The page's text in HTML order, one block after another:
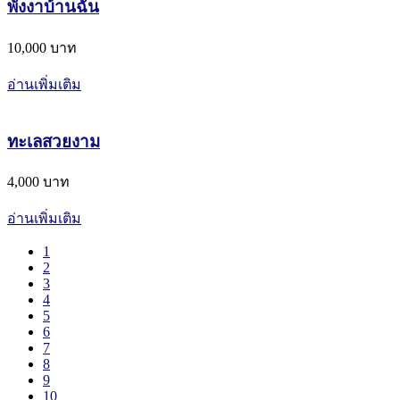
พังงาบ้านฉัน
10,000 บาท
อ่านเพิ่มเติม
ทะเลสวยงาม
4,000 บาท
อ่านเพิ่มเติม
1
2
3
4
5
6
7
8
9
10